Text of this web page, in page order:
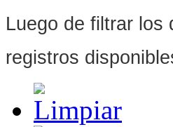
Luego de filtrar
registros